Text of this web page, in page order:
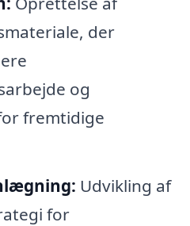
der
og
fremtidige
Udvikling af
for